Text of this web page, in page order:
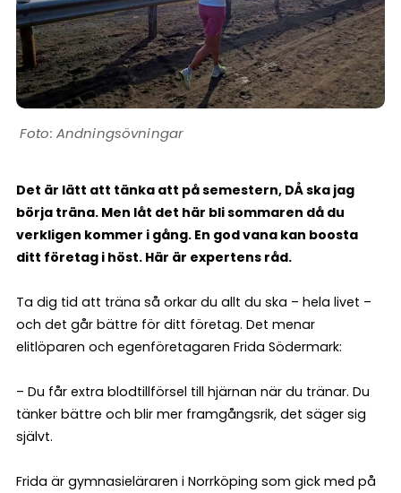
Andningsövningar
Det är lätt att tänka att på semestern, DÅ ska jag
börja träna. Men låt det här bli sommaren då du
verkligen kommer i gång. En god vana kan boosta
ditt företag i höst. Här är expertens råd.
Ta dig tid att träna så orkar du allt du ska – hela livet –
och det går bättre för ditt företag. Det menar
elitlöparen och egenföretagaren Frida Södermark:
– Du får extra blodtillförsel till hjärnan när du tränar. Du
tänker bättre och blir mer framgångsrik, det säger sig
självt.
Frida är gymnasieläraren i Norrköping som gick med på